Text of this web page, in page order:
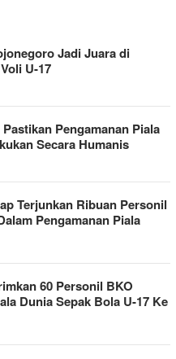
Jadi Juara di
U-17
Pengamanan Piala
Secara Humanis
Terjunkan Ribuan Personil
Pengamanan Piala
60 Personil BKO
Dunia Sepak Bola U-17 Ke